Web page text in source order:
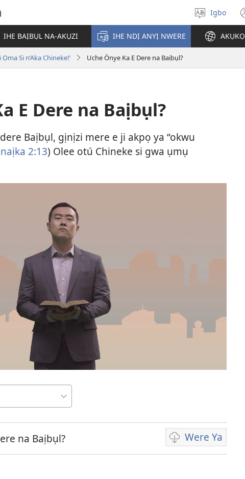
Họrọ
asụsụ
Igbo
IHE BAỊBỤL NA-AKỤZI IHE NDỊ ANYỊ NWERE AKỤKỌ
Ọma Si n’Aka Chineke!’ Uche Ònye Ka E Dere na Baịbụl?
E Dere na Baịbụl?
Baịbụl, gịnịzi mere e ji akpọ ya “okwu
2:13) Olee otú Chineke si gwa ụmụ
na Baịbụl? Were Ya
Họrọ
ụdị